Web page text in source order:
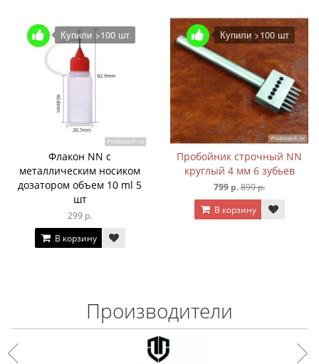
Купили >100 шт
Флакон NN с
металлическим носиком
дозатором объем 10 ml 5
шт
299 р.
В корзину
Купили >100 шт
Пробойник строчный NN
круглый 4 мм 6 зубьев
799 р.899 р.
В корзину
Производители